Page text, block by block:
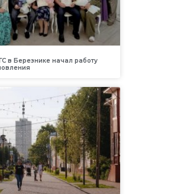
в Березнике начал работу